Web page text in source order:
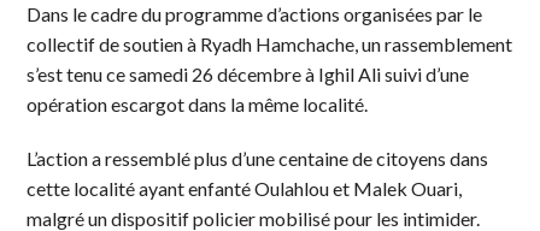
Dans le cadre du programme d’actions organisées par le
collectif de soutien à Ryadh Hamchache, un rassemblement
s’est tenu ce samedi 26 décembre à Ighil Ali suivi d’une
opération escargot dans la même localité.
L’action a ressemblé plus d’une centaine de citoyens dans
cette localité ayant enfanté Oulahlou et Malek Ouari,
malgré un dispositif policier mobilisé pour les intimider.